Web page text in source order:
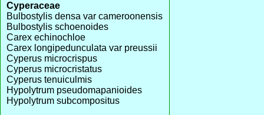
Cyperaceae
Bulbostylis densa var cameroonensis
Bulbostylis schoenoides
Carex echinochloe
Carex longipedunculata var preussii
Cyperus microcrispus
Cyperus microcristatus
Cyperus tenuiculmis
Hypolytrum pseudomapanioides
Hypolytrum subcompositus